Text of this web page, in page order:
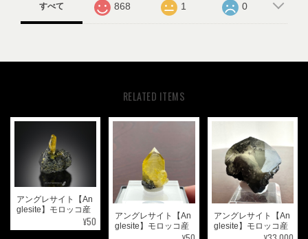
すべて 868 1 0
RELATED ITEMS
アングレサイト【An
glesite】モロッコ産
¥50
アングレサイト【An
glesite】モロッコ産
アングレサイト【An
glesite】モロッコ産